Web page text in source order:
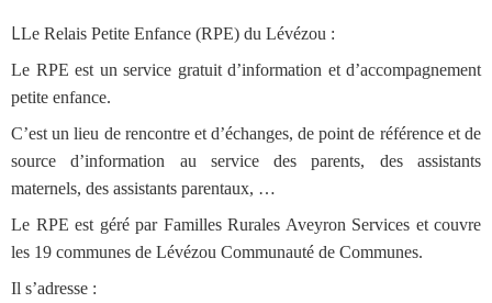
LLe Relais Petite Enfance (RPE) du Lévézou :
Le RPE est un service gratuit d’information et d’accompagnement
petite enfance.
C’est un lieu de rencontre et d’échanges, de point de référence et de
source d’information au service des parents, des assistants
maternels, des assistants parentaux, …
Le RPE est géré par Familles Rurales Aveyron Services et couvre
les 19 communes de Lévézou Communauté de Communes.
Il s’adresse :